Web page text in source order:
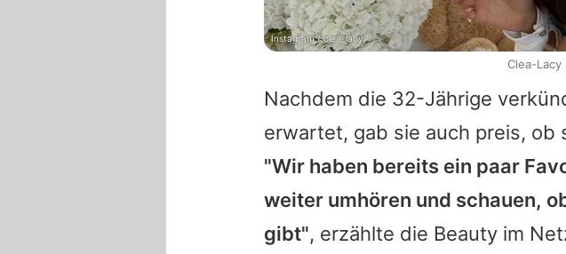
Nachdem die 32-Jährige
erwartet, gab sie auch preis, ob
"Wir haben bereits ein paar
weiter umhören und schauen,
gibt", erzählte die Beauty im
Instagram / clea_lacy
Clea-